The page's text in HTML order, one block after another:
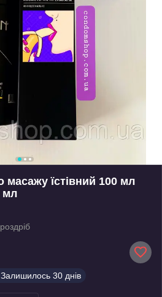
масажу їстівний 100 мл
мл
Залишилось 30 днів